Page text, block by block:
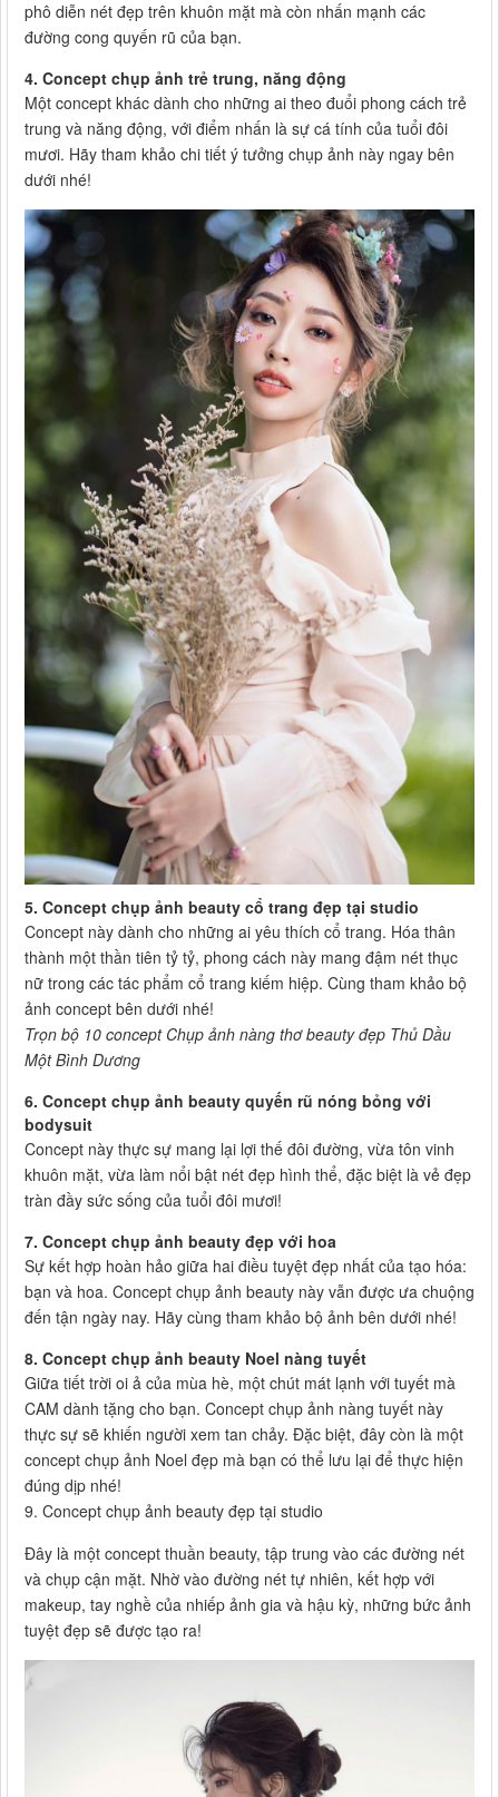
phô diễn nét đẹp trên khuôn mặt mà còn nhấn mạnh các
đường cong quyến rũ của bạn.
4. Concept chụp ảnh trẻ trung, năng động
Một concept khác dành cho những ai theo đuổi phong cách trẻ
trung và năng động, với điểm nhấn là sự cá tính của tuổi đôi
mươi. Hãy tham khảo chi tiết ý tưởng chụp ảnh này ngay bên
dưới nhé!
5. Concept chụp ảnh beauty cổ trang đẹp tại studio
Concept này dành cho những ai yêu thích cổ trang. Hóa thân
thành một thần tiên tỷ tỷ, phong cách này mang đậm nét thục
nữ trong các tác phẩm cổ trang kiếm hiệp. Cùng tham khảo bộ
ảnh concept bên dưới nhé!
Trọn bộ 10 concept Chụp ảnh nàng thơ beauty đẹp Thủ Dầu
Một Bình Dương
6. Concept chụp ảnh beauty quyến rũ nóng bỏng với
bodysuit
Concept này thực sự mang lại lợi thế đôi đường, vừa tôn vinh
khuôn mặt, vừa làm nổi bật nét đẹp hình thể, đặc biệt là vẻ đẹp
tràn đầy sức sống của tuổi đôi mươi!
7. Concept chụp ảnh beauty đẹp với hoa
Sự kết hợp hoàn hảo giữa hai điều tuyệt đẹp nhất của tạo hóa:
bạn và hoa. Concept chụp ảnh beauty này vẫn được ưa chuộng
đến tận ngày nay. Hãy cùng tham khảo bộ ảnh bên dưới nhé!
8. Concept chụp ảnh beauty Noel nàng tuyết
Giữa tiết trời oi ả của mùa hè, một chút mát lạnh với tuyết mà
CAM dành tặng cho bạn. Concept chụp ảnh nàng tuyết này
thực sự sẽ khiến người xem tan chảy. Đặc biệt, đây còn là một
concept chụp ảnh Noel đẹp mà bạn có thể lưu lại để thực hiện
đúng dịp nhé!
9. Concept chụp ảnh beauty đẹp tại studio
Đây là một concept thuần beauty, tập trung vào các đường nét
và chụp cận mặt. Nhờ vào đường nét tự nhiên, kết hợp với
makeup, tay nghề của nhiếp ảnh gia và hậu kỳ, những bức ảnh
tuyệt đẹp sẽ được tạo ra!